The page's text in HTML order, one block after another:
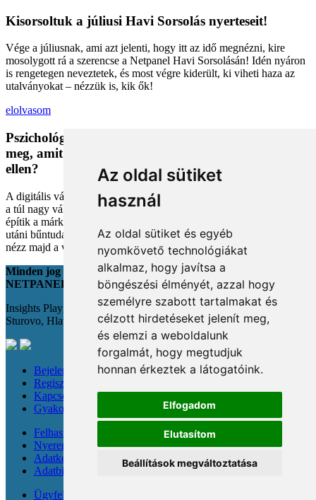
Az oldal sütiket
használ
Az oldal sütiket és egyéb
nyomkövető technológiákat
alkalmaz, hogy javítsa a
böngészési élményét, azzal hogy
személyre szabott tartalmakat és
célzott hirdetéseket jelenít meg,
és elemzi a weboldalunk
forgalmát, hogy megtudjuk
honnan érkeztek a látogatóink.
Elfogadom
Elutasítom
Beállítások megváltoztatása
Kisorsoltuk a júliusi Havi Sorsolás nyerteseit!
Vége a júliusnak, ami azt jelenti, hogy itt az idő megnézni, kire
mosolygott rá a szerencse a Netpanel Havi Sorsolásán! Idén nyáron
is rengetegen neveztetek, és most végre kiderült, ki viheti haza az
utalványokat – nézzük is, kik ők!
elolvasom
Pszichológiai trükkök a kosárban: Miért vesszük
meg, amit megveszünk, és mit tehetünk a bűntudat
ellen?
A digitális vásárlás kényelmes, de tele van pszichológiai csapdákkal
a túl nagy választéktól a hosszas böngészésig. Megmutatjuk, hogyan
építik a márkák a bizalmadat online, és miként kerüld el a vásárlás
utáni bűntudatot tudatos döntésekkel. Készülj fel, hogy máshogy
nézz majd a webshopokra!
Minden jog fenntartva
NETPANEL
Insights Playground s.r.o.;
Sturovo, Hlavná 22., 943 01
Bejelentkezés
Regisztráció
Kapcsolat
Gyakori kérdések
Felhasználási feltételek
Nyereménysorsolási szabályzat
Adatkezelési tájékoztató
Adatbiztonság
Ügyfeleknek & újságíróknak